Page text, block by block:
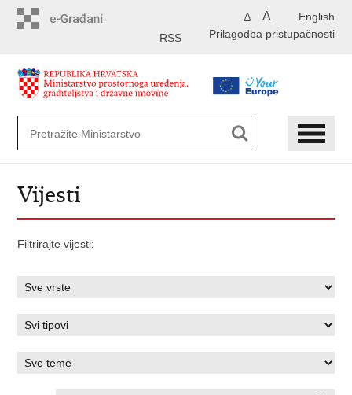
English
A A
Prilagodba pristupačnosti
RSS
Vijesti
Filtrirajte vijesti: